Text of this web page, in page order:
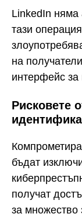
LinkedIn няма
тази
на
интерфейс за
Рисковете
бъдат
получат
за множество